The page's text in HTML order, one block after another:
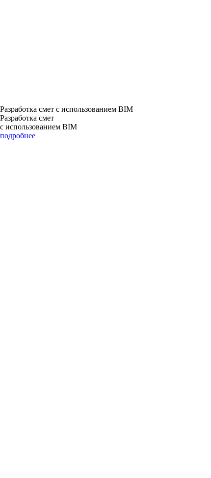
Разработка смет с использованием BIM
Разработка смет
с использованием BIM
подробнее